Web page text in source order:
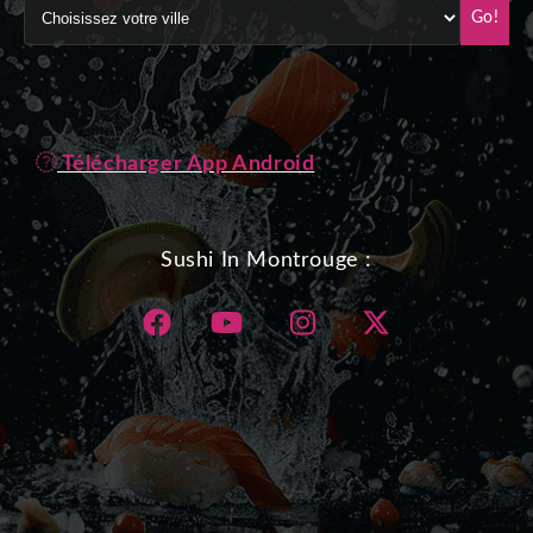
Go!
Télécharger App Android
Sushi In Montrouge :